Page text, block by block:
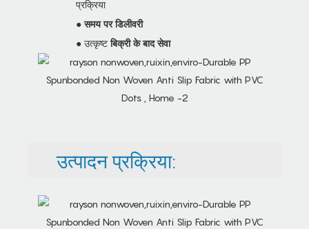
प्रक्रिया
●समय पर डिलीवरी
● उत्कृष्टबिक्री के बाद सेवा
उत्पादन प्रक्रिया: